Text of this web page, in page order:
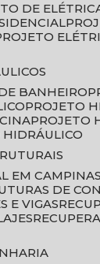
DE
PROJETO
BANHEIRO
PROJETO
HIDRÁULICO
EM CAMPINAS
DE
E VIGAS